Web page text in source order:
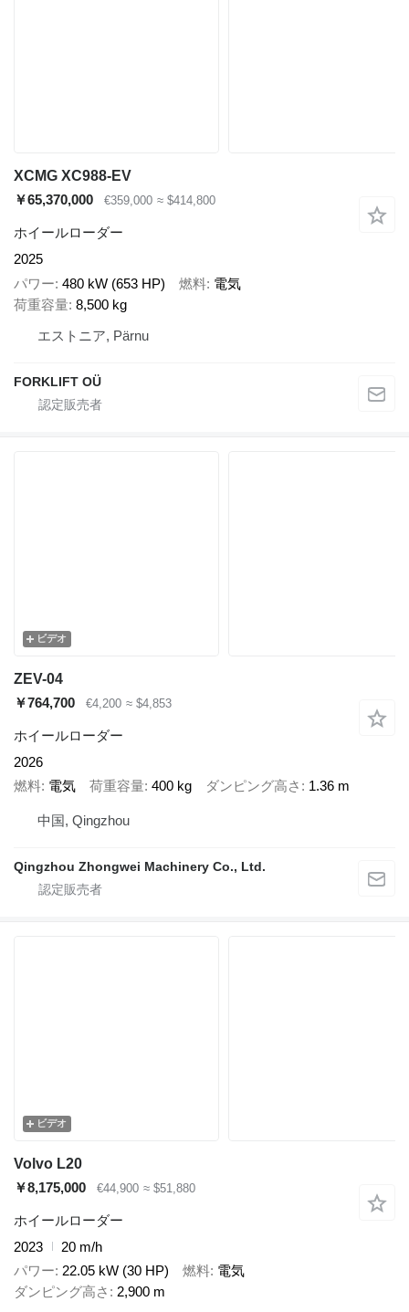
XCMG XC988-EV
￥65,370,000
€359,000 ≈ $414,800
ホイールローダー
2025
パワー 480 kW (653 HP) 燃料 電気
荷重容量 8,500 kg
エストニア, Pärnu
FORKLIFT OÜ
ビデオ
ZEV-04
￥764,700
€4,200 ≈ $4,853
ホイールローダー
2026
燃料 電気 荷重容量 400 kg ダンピング高さ 1.36 m
中国, Qingzhou
Qingzhou Zhongwei Machinery Co., Ltd.
ビデオ
Volvo L20
￥8,175,000
€44,900 ≈ $51,880
ホイールローダー
2023
20 m/h
パワー 22.05 kW (30 HP) 燃料 電気
ダンピング高さ
2,900 m